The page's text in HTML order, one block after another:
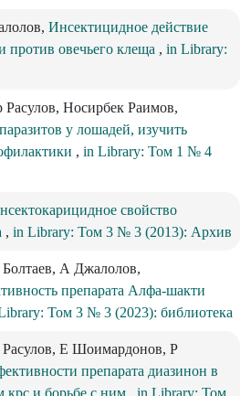
Инсектицидное действие
против овечьего клеща , in Library:
Носирбек Раимов,
у лошадей, изучить
, in Library: Том 1 № 4
свойство
, in Library: Том 3 № 3 (2013): Архив
А Джалолов,
препарата Алфа-шакти
Том 3 № 3 (2023): библиотека
Е Шоимардонов, Р
препарата диазинон в
крс и борьбе с ним
in Library: Том